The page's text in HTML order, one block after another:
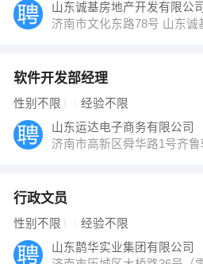
山东诚基房地产开发有限公司
济南市文化东路78号 山东
软件开发部经理
性别不限 经验不限
山东运达电子商务有限公司
济南市高新区舜华路1号齐
行政文员
性别不限 经验不限
山东鹊华实业集团有限公司